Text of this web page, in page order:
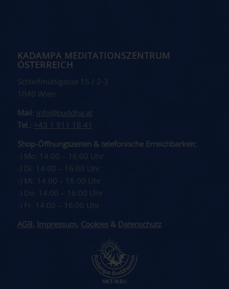
KADAMPA MEDITATIONSZENTRUM
ÖSTERREICH
Schleifmühlgasse 15 / 2-3
1040 Wien
Mail: info@buddha.at
Tel.: +43 1 911 18 41
Shop-Öffnungszeiten & telefonische Erreichbarkeit:
-) Mo: 14:00 – 16:00 Uhr
-) Di: 14:00 – 16:00 Uhr
-) Mi: 14:00 – 16:00 Uhr
-) Do: 14:00 – 16:00 Uhr
-) Fr: 14:00 – 16:00 Uhr
AGB , Impressum, Cookies& Datenschutz